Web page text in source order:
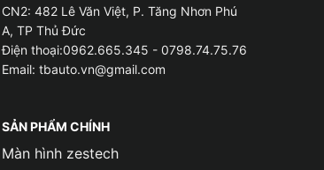
CN2: 482 Lê Văn Việt, P. Tăng Nhơn Phú
A, TP Thủ Đức
Điện thoại:0962.665.345 - 0798.74.75.76
Email: tbauto.vn@gmail.com
SẢN PHẨM CHÍNH
Màn hình zestech